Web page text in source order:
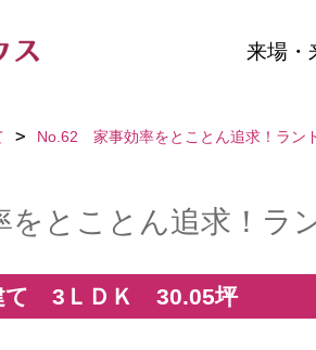
来場・
No.62 家事効率をとことん追求！ラン
とことん追求！ラ
て 3ＬＤＫ 30.05坪